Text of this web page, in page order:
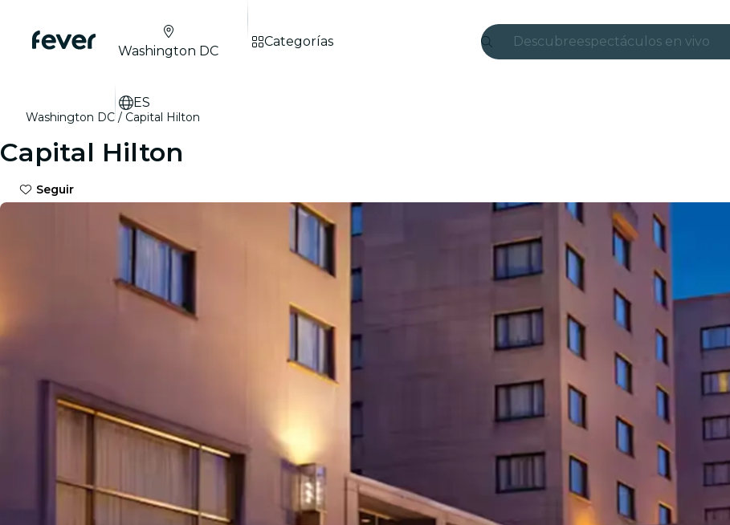
Descubreespectáculos en vivo
São Paulo
exposiciones
Seúl
recorridos por la ciudad
conciertos
restaurantes
cine
Washington DC
ES
Categorías
Washington DC Capital Hilton
Capital Hilton
Seguir